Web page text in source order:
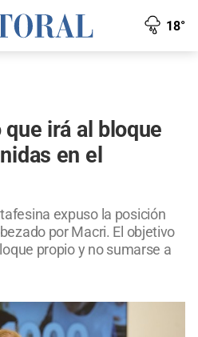
18°
irá al bloque
en el
expuso la posición
por Macri. El objetivo
propio y no sumarse a